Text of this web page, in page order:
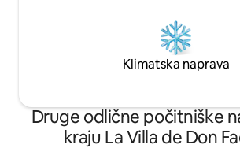
Klimatska naprava
Druge odlične počitniške
kraju La Villa de Don